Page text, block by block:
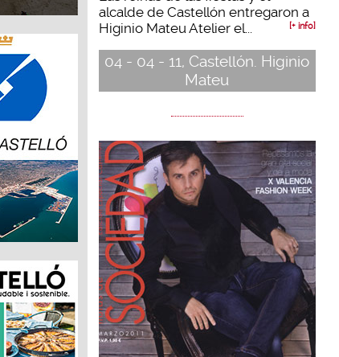
alcalde de Castellón entregaron a
Higinio Mateu Atelier el...
[+ info]
04 - 04 - 11, Castellón. Higinio
Mateu